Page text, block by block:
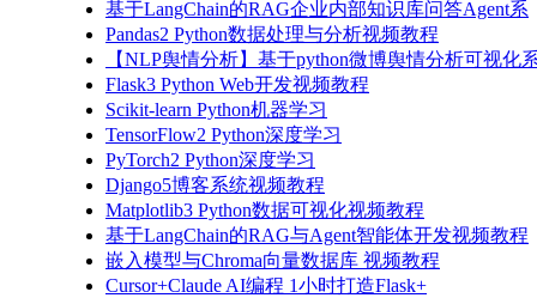
基于LangChain的RAG企业内部知识库问答Agent系
Pandas2 Python数据处理与分析视频教程
【NLP舆情分析】基于python微博舆情分析可视化
Flask3 Python Web开发视频教程
Scikit-learn Python机器学习
TensorFlow2 Python深度学习
PyTorch2 Python深度学习
Django5博客系统视频教程
Matplotlib3 Python数据可视化视频教程
基于LangChain的RAG与Agent智能体开发视频教程
嵌入模型与Chroma向量数据库 视频教程
Cursor+Claude AI编程 1小时打造Flask+